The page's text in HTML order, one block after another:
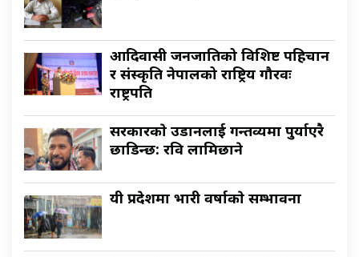
आदिवासी जनजातिको विशिष्ट पहिचान
र संस्कृति नेपालको राष्ट्रिय गौरवः
राष्ट्रपति
सरकारकाे उडानलाई गन्तव्यमा पुर्याएरै
छाडिन्छ: रवि लामिछाने
यी प्रदेशमा भारी वर्षाकाे सम्भावना